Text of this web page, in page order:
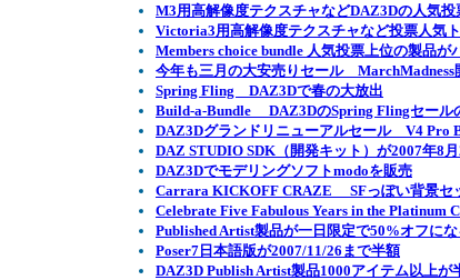
M3用高解像度テクスチャなどDAZ3Dの人気投
Victoria3用高解像度テクスチャなど投票人気
Members choice bundle 人気投票上位の製品が
今年も三月の大安売りセール MarchMadness
Spring Fling DAZ3Dで春の大放出
Build-a-Bundle DAZ3DのSpring Flingセール
DAZ3Dグランドリニューアルセール V4 Pro
DAZ STUDIO SDK（開発キット）が2007年8月
DAZ3Dでモデリングソフトmodoを販売
Carrara KICKOFF CRAZE SFっぽい背景セ
Celebrate Five Fabulous Years in the
Published Artist製品が一日限定で50%オフに
Poser7日本語版が2007/11/26まで半額
DAZ3D Publish Artist製品1000アイテム以上